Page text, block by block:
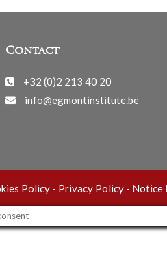
Contact
+32 (0)2 213 40 20
info@egmontinstitute.be
Policy- Privacy Policy- Notice